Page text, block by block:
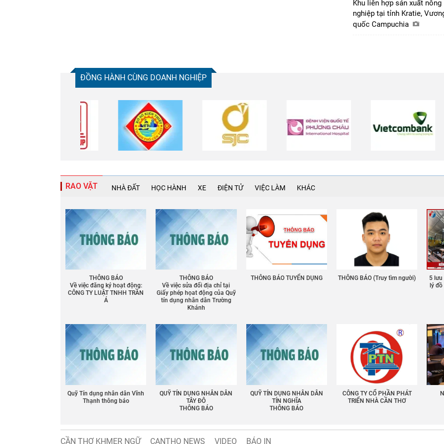
Facebook
Khu liên hợp sản xuất nông
nghiệp tại tỉnh Kratie,
quốc Campuchia
ĐỒNG HÀNH CÙNG DOANH NGHIỆP
RAO VẶT NHÀ ĐẤT HỌC HÀNH XE ĐIỆN TỬ VIỆC LÀM KHÁC
THÔNG BÁO
Về việc đăng ký hoạt động:
CÔNG TY LUẬT TNHH TRẦN
Á
THÔNG BÁO
Về việc sửa đổi địa chỉ tại
Giấy phép họat động của Quỹ
tín dụng nhân dân Trường
Khánh
THÔNG BÁO TUYỂN DỤNG THÔNG BÁO (Truy tìm người)
5
lý
Quỹ Tín dụng nhân dân Vĩnh
Thạnh thông báo
QUỸ TÍN DỤNG NHÂN DÂN
TÂY ĐÔ
THÔNG BÁO
QUỸ TÍN DỤNG NHÂN DÂN
TÍN NGHĨA
THÔNG BÁO
CÔNG TY CỔ PHẦN PHÁT
TRIỂN NHÀ CẦN THƠ
CẦN THƠ KHMER NGỮ CANTHO NEWS VIDEO BÁO IN